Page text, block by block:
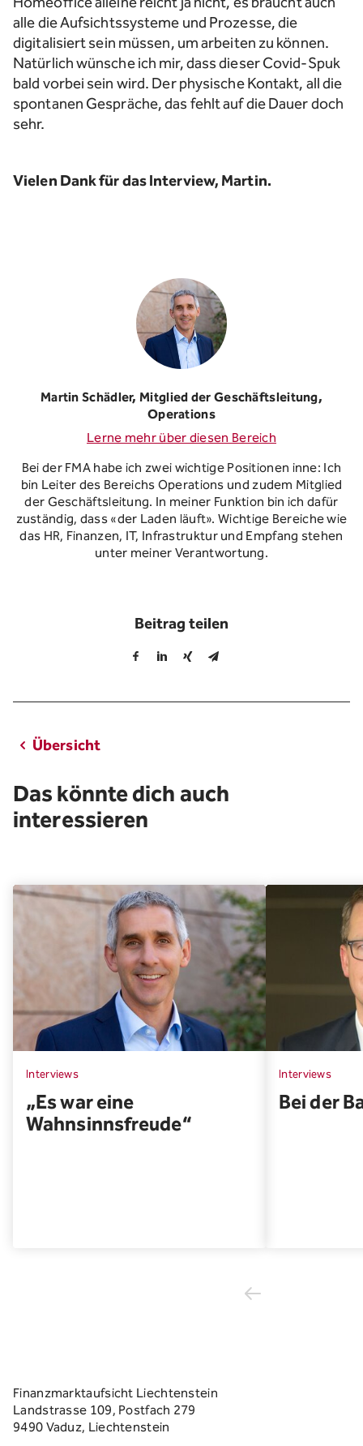
alle die Aufsichtssysteme und Prozesse, die
digitalisiert sein müssen, um arbeiten zu können.
Natürlich wünsche ich mir, dass dieser Covid-Spuk
bald vorbei sein wird. Der physische Kontakt, all die
spontanen Gespräche, das fehlt auf die Dauer doch
sehr.
Vielen Dank für das Interview, Martin.
Martin Schädler, Mitglied der Geschäftsleitung,
Operations
Lerne mehr über diesen Bereich
Bei der FMA habe ich zwei wichtige Positionen inne: Ich
bin Leiter des Bereichs Operations und zudem Mitglied
der Geschäftsleitung. In meiner Funktion bin ich dafür
zuständig, dass «der Laden läuft». Wichtige Bereiche wie
das HR, Finanzen, IT, Infrastruktur und Empfang stehen
unter meiner Verantwortung.
Beitrag teilen
Übersicht
Das könnte dich auch
interessieren
Interviews
„Es war eine
Wahnsinnsfreude“
Interviews
Bei der
Finanzmarktaufsicht Liechtenstein
Landstrasse 109, Postfach 279
9490 Vaduz, Liechtenstein